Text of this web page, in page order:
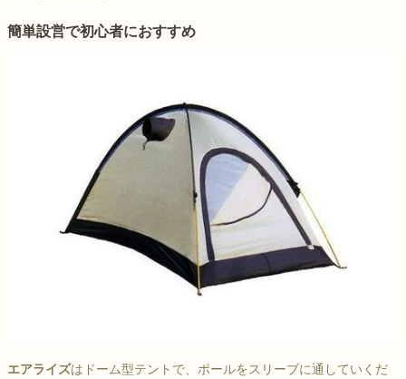
簡単設営で初心者におすすめ
エアライズはドーム型テントで、ポールをスリーブに通していくだ